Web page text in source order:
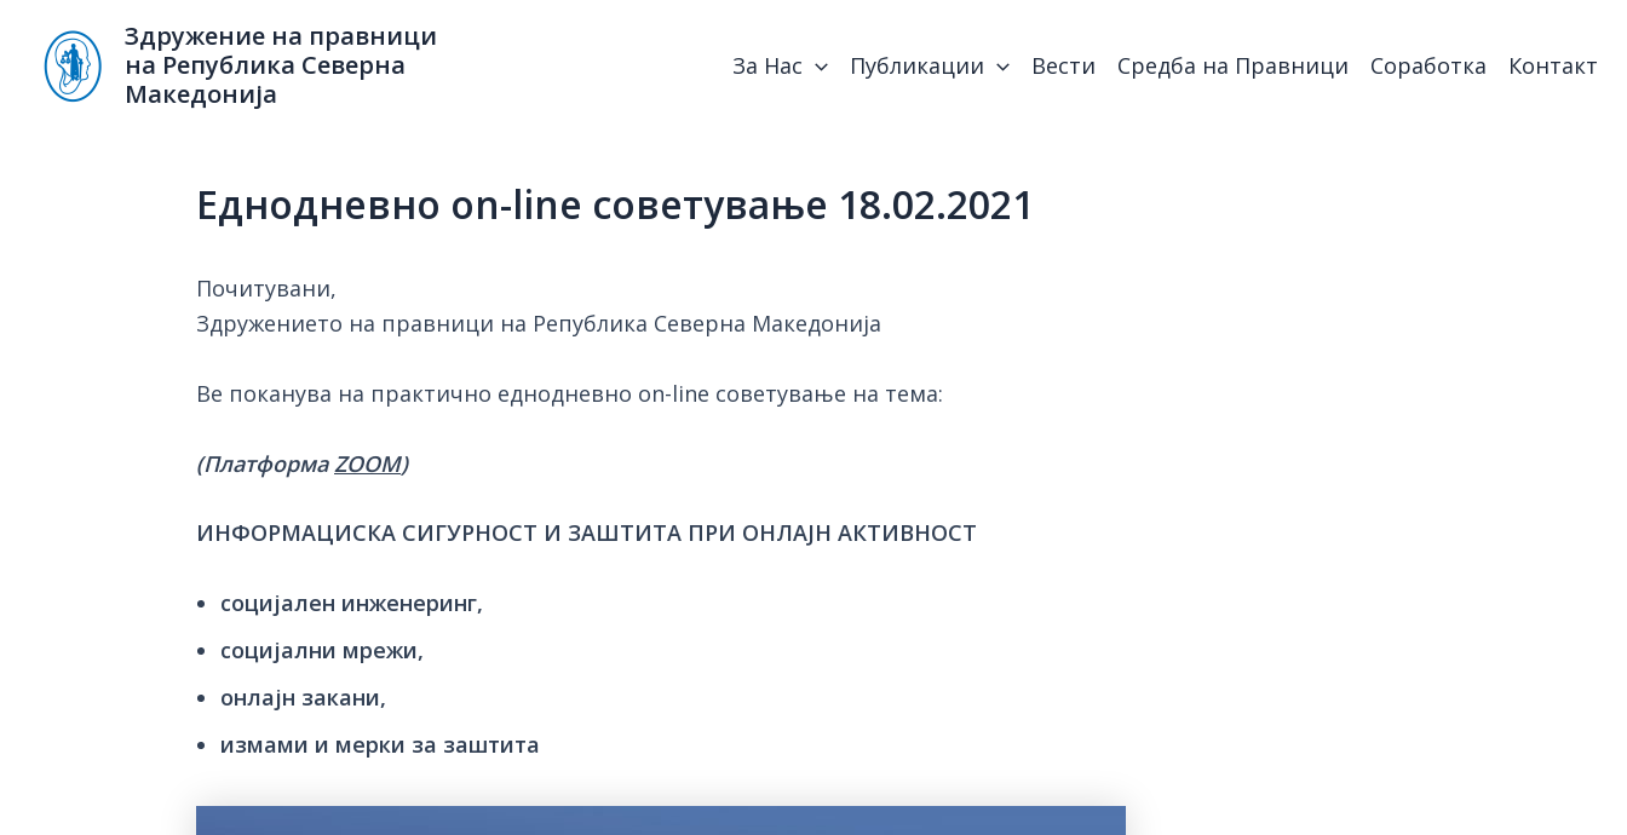
content
Здружение на правници
на Република Северна
Македонија
За Нас Публикации Вести Средба на Правници Соработка Контакт
Еднодневно on-line советување 18.02.2021
Почитувани,
Здружението на правници на Република Северна Македонија
Ве поканува на практично еднодневно on-line советување на тема:
(Платформа ZOOM)
ИНФОРМАЦИСКА СИГУРНОСТ И ЗАШТИТА ПРИ ОНЛАЈН АКТИВНОСТ
социјален инженеринг,
социјални мрежи,
онлајн закани,
измами и мерки за заштита